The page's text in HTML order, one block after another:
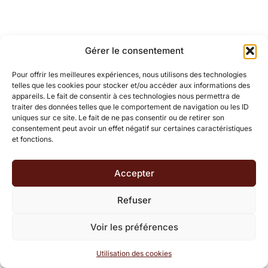
Gérer le consentement
Pour offrir les meilleures expériences, nous utilisons des technologies
telles que les cookies pour stocker et/ou accéder aux informations des
appareils. Le fait de consentir à ces technologies nous permettra de
traiter des données telles que le comportement de navigation ou les ID
uniques sur ce site. Le fait de ne pas consentir ou de retirer son
consentement peut avoir un effet négatif sur certaines caractéristiques
et fonctions.
Accepter
Refuser
Voir les préférences
Utilisation des cookies